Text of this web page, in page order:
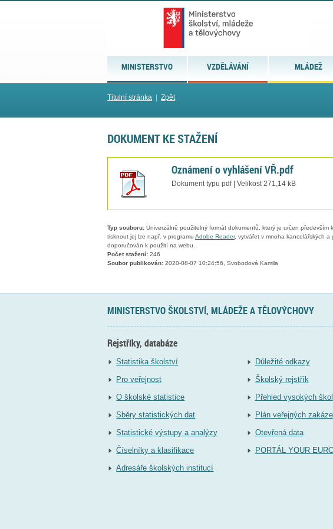
MINISTERSTVO VZDĚLÁVÁNÍ MLÁDEŽ
Titulní stránka Zpět
DOKUMENT KE STAŽENÍ
Oznámení o vyhlášení VŘ.pdf
Dokument typu pdf | Velikost 271,14 kB
Typ souboru: Univerzálně použitelný formát dokumentů, který je určen
tisknout jej lze např. v programu Adobe Reader, vytvářet v mnoha kancelářských a
doporučován k použití na webu.
Počet stažení: 246
Soubor publikován: 2020-08-07 10:24:56, Svobodová Kamila
MINISTERSTVO ŠKOLSTVÍ, MLÁDEŽE A TĚLOVÝCHOVY
Rejstříky, databáze
Statistika školství
Pro veřejnost
O školské statistice
Sběry statistických dat
Statistické výstupy a analýzy
Číselníky a klasifikace
Adresáře školských institucí
Důležité odkazy
Školský rejstřík
Přehled vysokých škol
Plán veřejných
Otevřená data
PORTÁL YOUR